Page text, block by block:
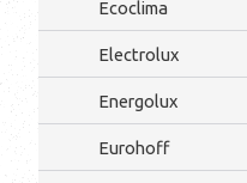
Ecoclima
Electrolux
Energolux
Eurohoff